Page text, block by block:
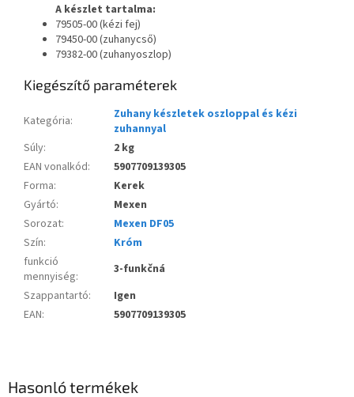
A készlet tartalma:
79505-00 (kézi fej)
79450-00 (zuhanycső)
79382-00 (zuhanyoszlop)
Kiegészítő paraméterek
Kategória:
Zuhany készletek oszloppal és kézi
zuhannyal
Súly:
2 kg
EAN vonalkód:
5907709139305
Forma:
Kerek
Gyártó:
Mexen
Sorozat:
Mexen DF05
Szín:
Króm
funkció
mennyiség:
3-funkčná
Szappantartó:
Igen
EAN: 5907709139305
Hasonló termékek